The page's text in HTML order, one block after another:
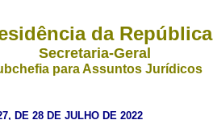
da República
Secretaria-Geral
para Assuntos Jurídicos
DE 28 DE JULHO DE 2022